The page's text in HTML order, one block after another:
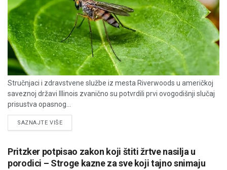
Stručnjaci i zdravstvene službe iz mesta Riverwoods u američkoj
saveznoj državi Illinois zvanično su potvrdili prvi ovogodišnji slučaj
prisustva opasnog...
SAZNAJTE VIŠEDETAILS
Pritzker potpisao zakon koji štiti žrtve nasilja u
porodici – Stroge kazne za sve koji tajno snimaju